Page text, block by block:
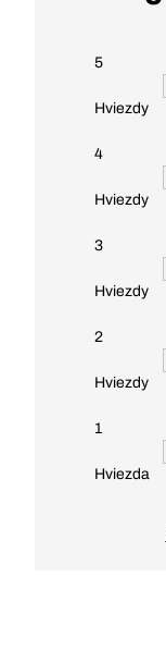
5
Hviezdy
4
Hviezdy
3
Hviezdy
2
Hviezdy
1
Hviezda